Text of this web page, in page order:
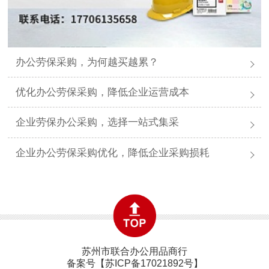
办公劳保采购，为何越买越累？
优化办公劳保采购，降低企业运营成本
企业劳保办公采购，选择一站式集采
企业办公劳保采购优化，降低企业采购损耗
苏州市联合办公用品商行
备案号【苏ICP备17021892号】